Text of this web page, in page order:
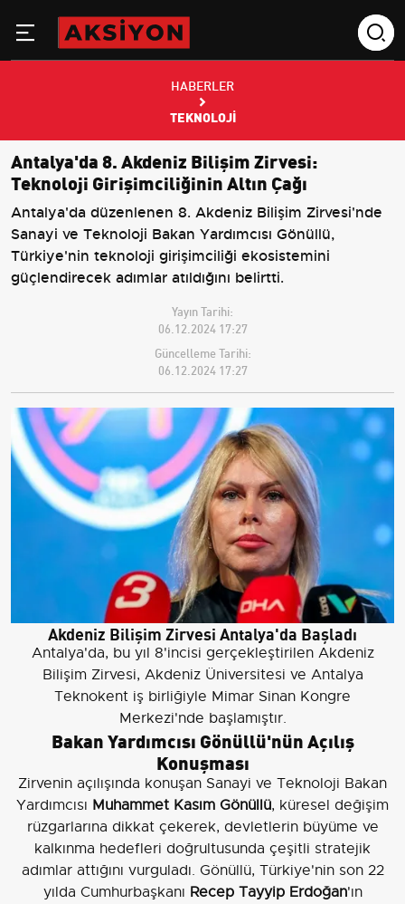
HABERLER
TEKNOLOJI
Antalya'da 8. Akdeniz Bilişim Zirvesi:
Teknoloji Girişimciliğinin Altın Çağı
Antalya'da düzenlenen 8. Akdeniz Bilişim Zirvesi'nde
Sanayi ve Teknoloji Bakan Yardımcısı Gönüllü,
Türkiye'nin teknoloji girişimciliği ekosistemini
güçlendirecek adımlar atıldığını belirtti.
Yayın Tarihi:
06.12.2024 17:27
Güncelleme Tarihi:
06.12.2024 17:27
Akdeniz Bilişim Zirvesi Antalya'da Başladı
Antalya'da, bu yıl 8'incisi gerçekleştirilen Akdeniz
Bilişim Zirvesi, Akdeniz Üniversitesi ve Antalya
Teknokent iş birliğiyle Mimar Sinan Kongre
Merkezi'nde başlamıştır.
Bakan Yardımcısı Gönüllü'nün Açılış
Konuşması
Zirvenin açılışında konuşan Sanayi ve Teknoloji Bakan
Yardımcısı Muhammet Kasım Gönüllü, küresel değişim
rüzgarlarına dikkat çekerek, devletlerin büyüme ve
kalkınma hedefleri doğrultusunda çeşitli stratejik
adımlar attığını vurguladı. Gönüllü, Türkiye'nin son 22
yılda Cumhurbaşkanı Recep Tayyip Erdoğan'ın